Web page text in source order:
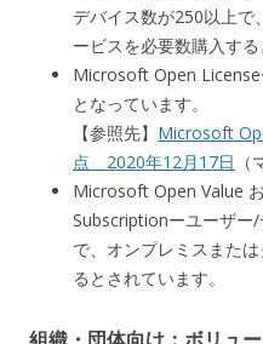
デバイス数が250以上で
ービスを必要数購入する
Microsoft Open
となっています。
【参照先】 Microsoft
点 2020年12月17日
Microsoft Open Value
Subscriptionーユーザー
で、オンプレミスまた
るとされています。
組織・団体向け：ボリュ